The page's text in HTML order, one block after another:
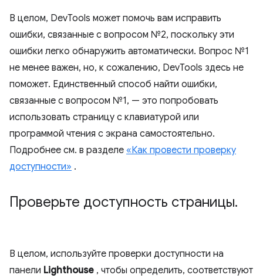
В целом, DevTools может помочь вам исправить
ошибки, связанные с вопросом №2, поскольку эти
ошибки легко обнаружить автоматически. Вопрос №1
не менее важен, но, к сожалению, DevTools здесь не
поможет. Единственный способ найти ошибки,
связанные с вопросом №1, — это попробовать
использовать страницу с клавиатурой или
программой чтения с экрана самостоятельно.
Подробнее см. в разделе «Как провести проверку
доступности» .
Проверьте доступность страницы.
В целом, используйте проверки доступности на
панели Lighthouse , чтобы определить, соответствуют